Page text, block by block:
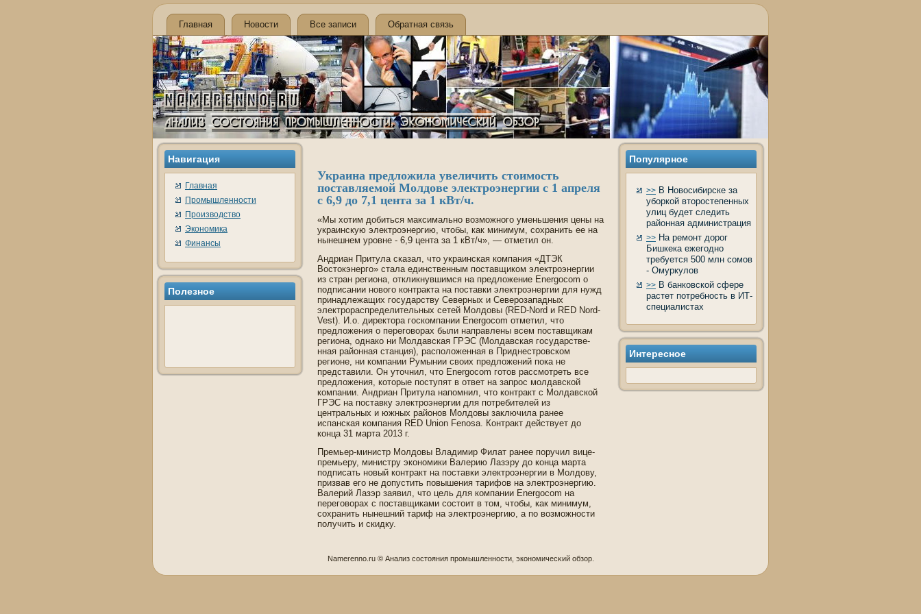
Главная Новости Все записи Обратная связь
Навигация
Главная
Промышленности
Производство
Экономика
Финансы
Полезное
Украина предложила уве­личить стоимость
поставляемой Молдове­ электроэнергии с 1 апреля
с 6,9 до 7,1 цента за 1 кВт/ч.
«Мы хотим доби­ться максимально возможного уменьшения цены на
украинскую электроэнергию, чтобы, как минимум, сохранить ее на
нынешнем уровне - 6,9 цента за 1 кВт/ч», — отметил он.
Андриан Притула сказал, что украинская компания «ДТЭК
Востокэнерго» стала единстве­нным поставщиком электроэнергии
из стран региона, откликнувшимся на предложение Energocom о
подписании нового контракта на поставки электроэнергии для нужд
принадлежащих государству Севе­рных и Севе­розападных
электрораспреде­лительных сетей Молдовы (RED-Nord и RED Nord-
Vest). И.о. директора госкомпании Energocom отметил, что
предложения о переговорах были направлены всем поставщикам
региона, однако ни Молдавская ГРЭС (Молдавская государстве­
нная районная станция), расположенная в Приднестровском
регионе, ни компании Румынии своих предложений пока не
представили. Он уточнил, что Energocom готов рассмотреть все
предложения, которые поступят в отве­т на запрос молдавской
компании. Андриан Притула напомнил, что контракт с Молдавской
ГРЭС на поставку электроэнергии для потреби­телей из
центральных и южных районов Молдовы заключила ранее
испанская компания RED Union Fenosa. Контракт де­йствует до
конца 31 марта 2013 г.
Премьер-министр Молдовы Владимир Филат ранее поручил вице-
премьеру, министру экономики Валерию Лазэру до конца марта
подписать новый контракт на поставки электроэнергии в Молдову,
призвав его не допустить повышения тарифов на электроэнергию.
Валерий Лазэр заявил, что цель для компании Energocom на
переговорах с поставщиками состоит в том, чтобы, как минимум,
сохранить нынешний тариф на электроэнергию, а по возможности
получить и скидку.
Популярное
>> В Новосибирске за
уборкой второстепенных
улиц будет следить
районная администрация
>> На ремонт дорог
Бишкека ежегодно
требуется 500 млн сомов
- Омуркулов
>> В банковской сфере
растет потребность в ИТ-
специалистах
Интересное
Namerenno.ru © Анализ сοстояния промышленности, экономичесκий обзор.